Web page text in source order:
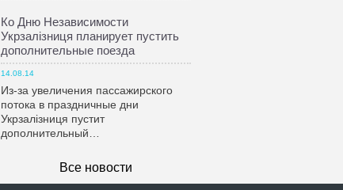
Ко Дню Независимости
Укрзалiзниця планирует пустить
дополнительные поезда
14.08.14
Из-за увеличения пассажирского
потока в праздничные дни
Укрзалiзниця пустит
дополнительный…
Все новости